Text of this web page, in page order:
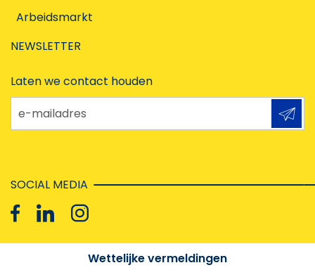
Arbeidsmarkt
NEWSLETTER
Laten we contact houden
e-mailadres
SOCIAL MEDIA
Wettelijke vermeldingen